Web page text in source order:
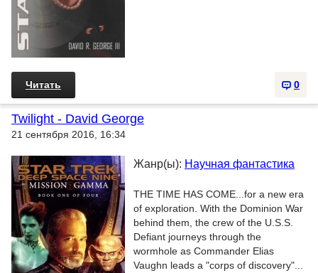
0
Читать
Twilight - David George
21 сентября 2016, 16:34
Жанр(ы): Научная фантастика
THE TIME HAS COME...for a new era
of exploration. With the Dominion War
behind them, the crew of the U.S.S.
Defiant journeys through the
wormhole as Commander Elias
Vaughn leads a "corps of discovery"...